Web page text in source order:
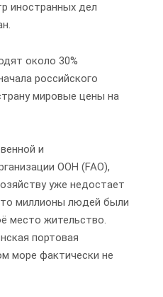
иностранных дел
около 30%
российского
мировые цены на
и
ООН (FAO),
уже недостает
миллионы людей были
место жительство.
портовая
море фактически не